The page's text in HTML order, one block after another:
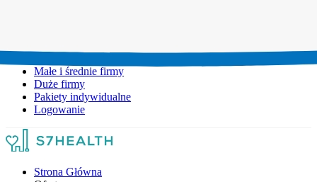
Małe i średnie firmy
Duże firmy
Pakiety indywidualne
Logowanie
Strona Główna